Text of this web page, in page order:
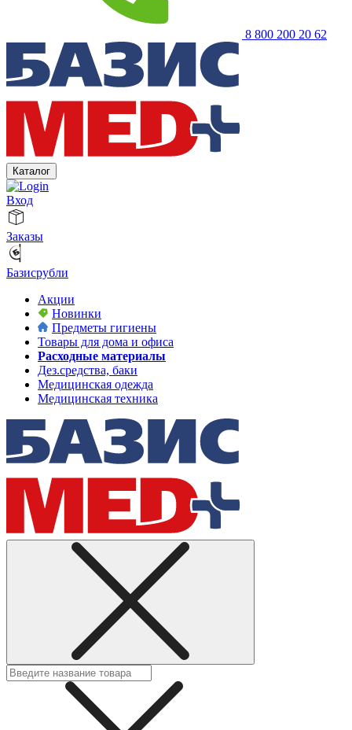
8 800 200 20 62
Каталог
Вход
Заказы
Базисрубли
Акции
Новинки
Предметы гигиены
Товары для дома и офиса
Расходные материалы
Дез.средства, баки
Медицинская одежда
Медицинская техника